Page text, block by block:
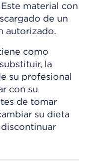
material con
de un
autorizado.
como
la
su profesional
con su
de tomar
su dieta